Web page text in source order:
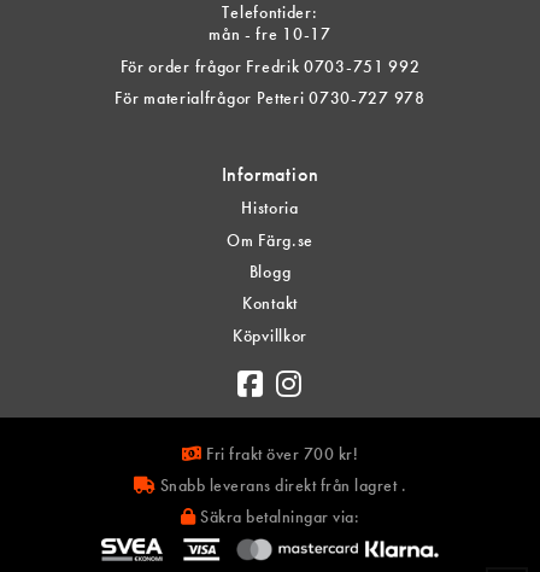
Telefontider:
mån - fre 10-17
För order frågor Fredrik 0703-751 992
För materialfrågor Petteri 0730-727 978
Information
Historia
Om Färg.se
Blogg
Kontakt
Köpvillkor
Fri frakt över 700 kr!
Snabb leverans direkt från lagret .
Säkra betalningar via: